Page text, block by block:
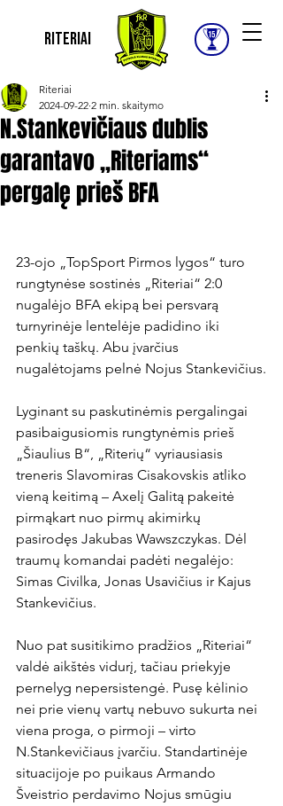
Riteriai
N.Stankevičiaus dublis
garantavo „Riteriams“
pergalę prieš BFA
Riteriai
2024-09-22 2 min. skaitymo
23-ojo „TopSport Pirmos lygos“ turo
rungtynėse sostinės „Riteriai“ 2:0
nugalėjo BFA ekipą bei persvarą
turnyrinėje lentelėje padidino iki
penkių taškų. Abu įvarčius
nugalėtojams pelnė Nojus Stankevičius.
Lyginant su paskutinėmis pergalingai
pasibaigusiomis rungtynėmis prieš
„Šiaulius B“, „Riterių“ vyriausiasis
treneris Slavomiras Cisakovskis atliko
vieną keitimą – Axelį Galitą pakeitė
pirmąkart nuo pirmų akimirkų
pasirodęs Jakubas Wawszczykas. Dėl
traumų komandai padėti negalėjo:
Simas Civilka, Jonas Usavičius ir Kajus
Stankevičius.
Nuo pat susitikimo pradžios „Riteriai“
valdė aikštės vidurį, tačiau priekyje
pernelyg nepersistengė. Pusę kėlinio
nei prie vienų vartų nebuvo sukurta nei
viena proga, o pirmoji – virto
N.Stankevičiaus įvarčiu. Standartinėje
situacijoje po puikaus Armando
Šveistrio perdavimo Nojus smūgiu